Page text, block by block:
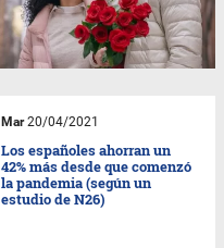
Mar20/04/2021
Los españoles ahorran un
42% más desde que comenzó
la pandemia (según un
estudio de N26)